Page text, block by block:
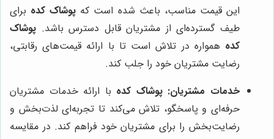
این قیمت مناسب، باعث شده است که پوشاک کده برای
طیف گسترده‌ای از مشتریان قابل دسترس باشد. پوشاک
کده همواره در تلاش است تا با ارائه قیمت‌های رقابتی،
رضایت مشتریان خود را جلب کند.
خدمات مشتریان: پوشاک کده با ارائه خدمات مشتریان
حرفه‌ای و پاسخگو، تلاش می‌کند تا تجربه‌ای لذت‌بخش و
رضایت‌بخش را برای مشتریان خود فراهم کند. در مقایسه